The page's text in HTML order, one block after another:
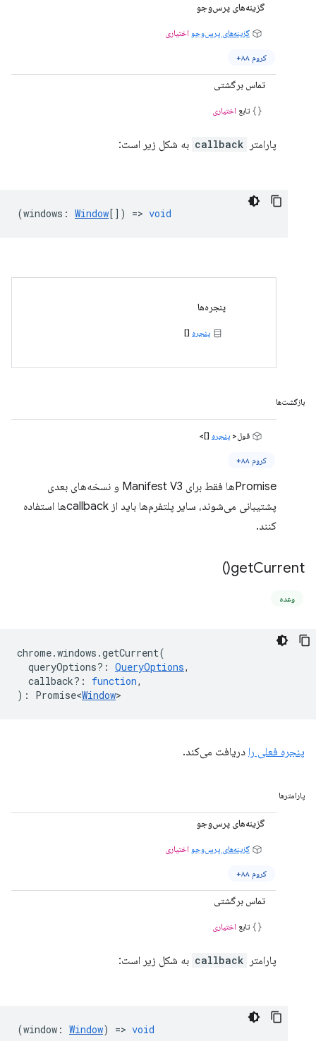
گزینه‌های پرس‌وجو
گزینه‌های پرس‌وجو اختیاری
کروم ۸۸+
تماس برگشتی
تابع اختیاری
پارامتر callback به شکل زیر است:
(windows : Window[]) => void
پنجره‌ها
پنجره []
بازگشت‌ها
قول< پنجره []>
کروم ۸۸+
Promiseها فقط برای Manifest V3 و نسخه‌های بعدی
پشتیبانی می‌شوند، سایر پلتفرم‌ها باید از callbackها استفاده
کنند.
getCurrent(
)
وعده
chrome.windows .getCurrent(
queryOptions? : QueryOptions,
callback? : function,
) : Promise<Window>
پنجره فعلی را دریافت می‌کند.
پارامترها
گزینه‌های پرس‌وجو
گزینه‌های پرس‌وجو اختیاری
کروم ۸۸+
تماس برگشتی
تابع اختیاری
پارامتر callback به شکل زیر است:
(window : Window) => void